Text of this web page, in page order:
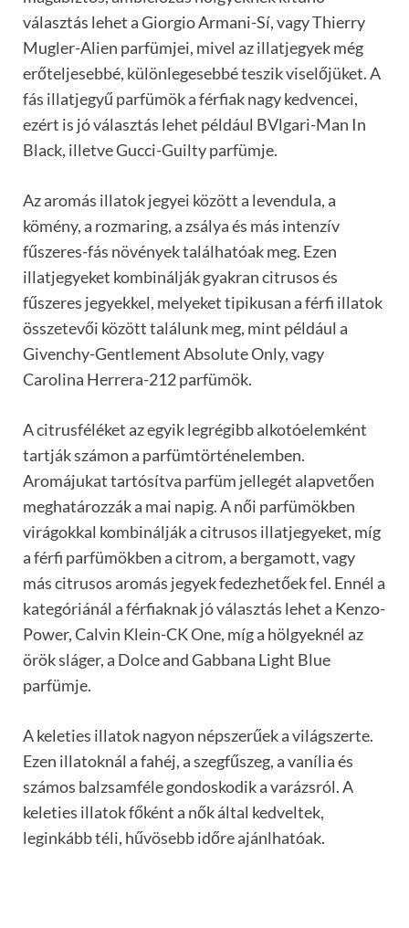
választás lehet a Giorgio Armani-Sí, vagy Thierry
Mugler-Alien parfümjei, mivel az illatjegyek még
erőteljesebbé, különlegesebbé teszik viselőjüket. A
fás illatjegyű parfümök a férfiak nagy kedvencei,
ezért is jó választás lehet például BVlgari-Man In
Black, illetve Gucci-Guilty parfümje.
Az aromás illatok jegyei között a levendula, a
kömény, a rozmaring, a zsálya és más intenzív
fűszeres-fás növények találhatóak meg. Ezen
illatjegyeket kombinálják gyakran citrusos és
fűszeres jegyekkel, melyeket tipikusan a férfi illatok
összetevői között találunk meg, mint például a
Givenchy-Gentlement Absolute Only, vagy
Carolina Herrera-212 parfümök.
A citrusféléket az egyik legrégibb alkotóelemként
tartják számon a parfümtörténelemben.
Aromájukat tartósítva parfüm jellegét alapvetően
meghatározzák a mai napig. A női parfümökben
virágokkal kombinálják a citrusos illatjegyeket, míg
a férfi parfümökben a citrom, a bergamott, vagy
más citrusos aromás jegyek fedezhetőek fel. Ennél a
kategóriánál a férfiaknak jó választás lehet a Kenzo-
Power, Calvin Klein-CK One, míg a hölgyeknél az
örök sláger, a Dolce and Gabbana Light Blue
parfümje.
A keleties illatok nagyon népszerűek a világszerte.
Ezen illatoknál a fahéj, a szegfűszeg, a vanília és
számos balzsamféle gondoskodik a varázsról. A
keleties illatok főként a nők által kedveltek,
leginkább téli, hűvösebb időre ajánlhatóak.